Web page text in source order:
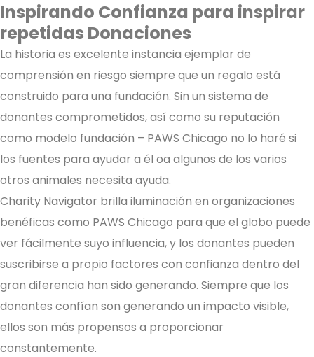
Inspirando Confianza para inspirar
repetidas Donaciones
La historia es excelente instancia ejemplar de
comprensión en riesgo siempre que un regalo está
construido para una fundación. Sin un sistema de
donantes comprometidos, así como su reputación
como modelo fundación – PAWS Chicago no lo haré si
los fuentes para ayudar a él oa algunos de los varios
otros animales necesita ayuda.
Charity Navigator brilla iluminación en organizaciones
benéficas como PAWS Chicago para que el globo puede
ver fácilmente suyo influencia, y los donantes pueden
suscribirse a propio factores con confianza dentro del
gran diferencia han sido generando. Siempre que los
donantes confían son generando un impacto visible,
ellos son más propensos a proporcionar
constantemente.